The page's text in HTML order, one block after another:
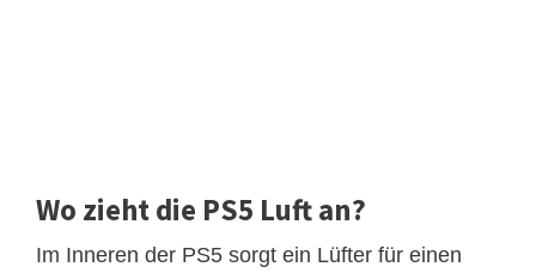
Wo zieht die PS5 Luft an?
Im Inneren der PS5 sorgt ein Lüfter für einen